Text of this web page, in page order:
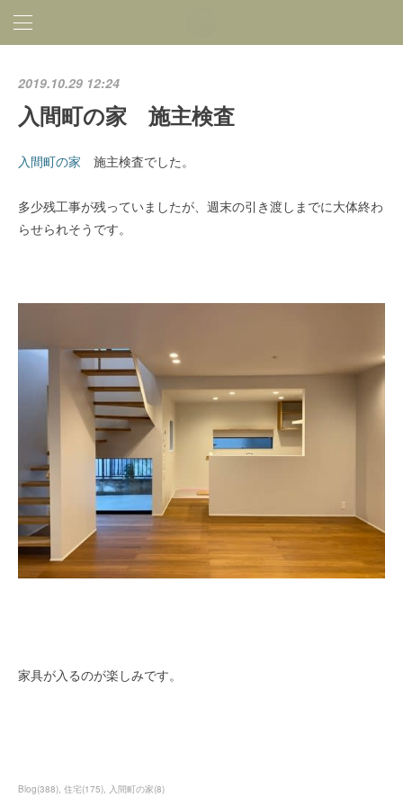
2019.10.29 12:24
入間町の家 施主検査
入間町の家 施主検査でした。
多少残工事が残っていましたが、週末の引き渡しまでに大体終わ
らせられそうです。
家具が入るのが楽しみです。
Blog(388) 住宅(175) 入間町の家(8)